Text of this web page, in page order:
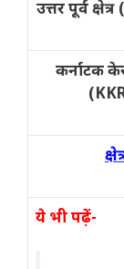
उत्तर पूर्व
कर्नाटक
ये भी पढ़ें-